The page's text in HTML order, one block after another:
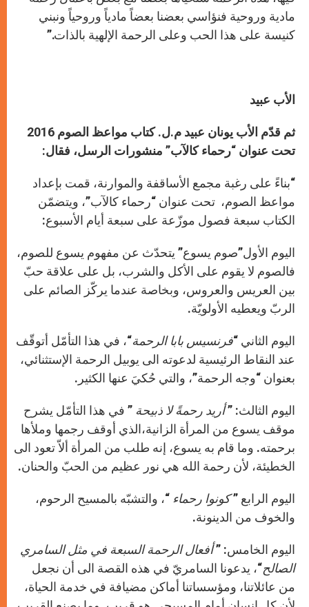
مادية وروحية فنؤاسي بعضنا بعضاً مادياً وروحياً ونبني
كنيسة على هذا الحب وعلى الرحمة الإلهية بالذات.”
الأب عبيد
ثم قدّم الأب يونان عبيد م.ل.كتاب مواعظ الصوم 2016
تحت عنوان “رحماء كالآب” منشورات الرسل، فقال:
“بناءً على رغبة مجمع الأساقفة والموارنة، قمت بإعداد
مواعظ الصوم، تحت عنوان “رحماء كالآب”، ويتضمّن
الكتاب سبعة فصول موزّعة على سبعة أيام الأسبوع:
اليوم الأول”صوم يسوع” يتحدّث عن مفهوم يسوع للصوم،
فالصوم لا يقوم على الأكل والشرب، بل على علاقة حبّ
بين العريس والعروس، وبخاصة عندما يركّز الصائم على
الربّ ويعطيه الأولويّة.
اليوم الثاني “فرنسيس بابا الرحمة“، في هذا التأمّل أتوقّف
عند النقاط الرئيسية لدعوته الى يوبيل الرحمة الإستثنائي،
بعنوان “وجه الرحمة”، والتي حُكيَ عنها الكثير.
اليوم الثالث: ”أريد رحمةً لا ذبيحة ” في هذا التأمّل يشرح
موقف يسوع من المرأة الزانية،الذي أوقف رجمها وملأها
برحمته. وما قام به يسوع، إنه طلب من المرأة ألاّ تعود الى
الخطيئة، لأن رحمة الله هي نور عظيم من الحبّ والحنان.
اليوم الرابع ”كونوا رحماء “، والتشبّه بالمسيح الرحوم،
والخوف من الدينونة.
اليوم الخامس: ”أفعال الرحمة السبعة في مثل السامري
الصالح“، يدعونا السامريّ في هذه القصة الى أن نجعل
من عائلاتنا، ومؤسساتنا أماكن مضيافة في خدمة الحياة،